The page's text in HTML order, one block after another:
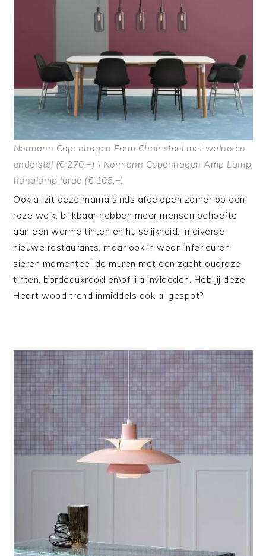
Normann Copenhagen Form Chair stoel met walnoten
onderstel (€ 270,=) \ Normann Copenhagen Amp Lamp
hanglamp large (€ 105,=)
Ook al zit deze mama sinds afgelopen zomer op een
roze wolk, blijkbaar hebben meer mensen behoefte
aan een warme tinten en huiselijkheid. In diverse
nieuwe restaurants, maar ook in woon inferieuren
sieren momenteel de muren met een zacht oudroze
tinten, bordeauxrood en\of lila invloeden. Heb jij deze
Heart wood trend inmiddels ook al gespot?